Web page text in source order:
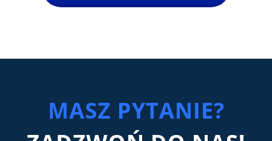
MASZ PYTANIE?